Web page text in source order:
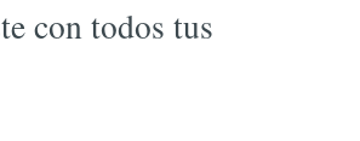
con todos tus